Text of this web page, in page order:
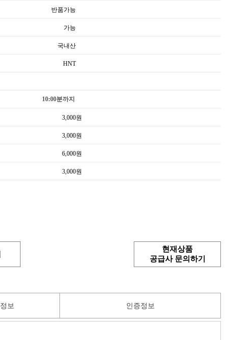
반품가능
가능
국내산
HNT
10:00분까지
3,000원
3,000원
6,000원
3,000원
현재상품
공급사 문의하기
보 인증정보